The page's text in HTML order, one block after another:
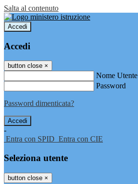
Salta al contenuto
Accedi
Accedi
button close ×
Nome Utente
Password
Password dimenticata?
-
Entra con SPID Entra con CIE
Seleziona utente
button close ×